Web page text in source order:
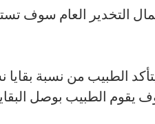
التخدير العام سوف
الطبيب من نسبة بقايا
يقوم الطبيب بوصل